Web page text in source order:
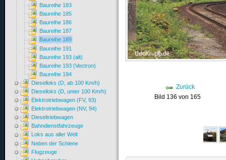
Zurück
Bild 136 von 165
Baureihe 183
Baureihe 185
Baureihe 186
Baureihe 187
Baureihe 189
Baureihe 191
Baureihe 193 (alt)
Baureihe 193 (Vectron)
Baureihe 194
Dieselloks (D, ab 100 Km/h)
Dieselloks (D, unter 100 Km/h)
Elektrotriebwagen (FV, 93)
Elektrotriebwagen (NV, 94)
Dieseltriebwagen
Bahndienstfahrzeuge
Loks aus aller Welt
Neben der Schiene
Flugzeuge